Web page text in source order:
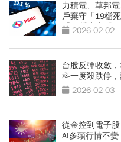
力積電、華邦
戶棄守「19檔
「20檔安心股」
2026-02-02
台股反彈收斂
科一度殺跌停
2026-02-03
從金控到電子
AI多頭行情不